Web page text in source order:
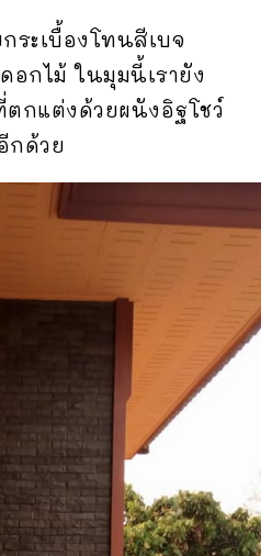
ระเบื้องโทนสีเบจ
อกไม้ ในมุมนี้เรายัง
กแต่งด้วยผนังอิฐโชว์
กด้วย